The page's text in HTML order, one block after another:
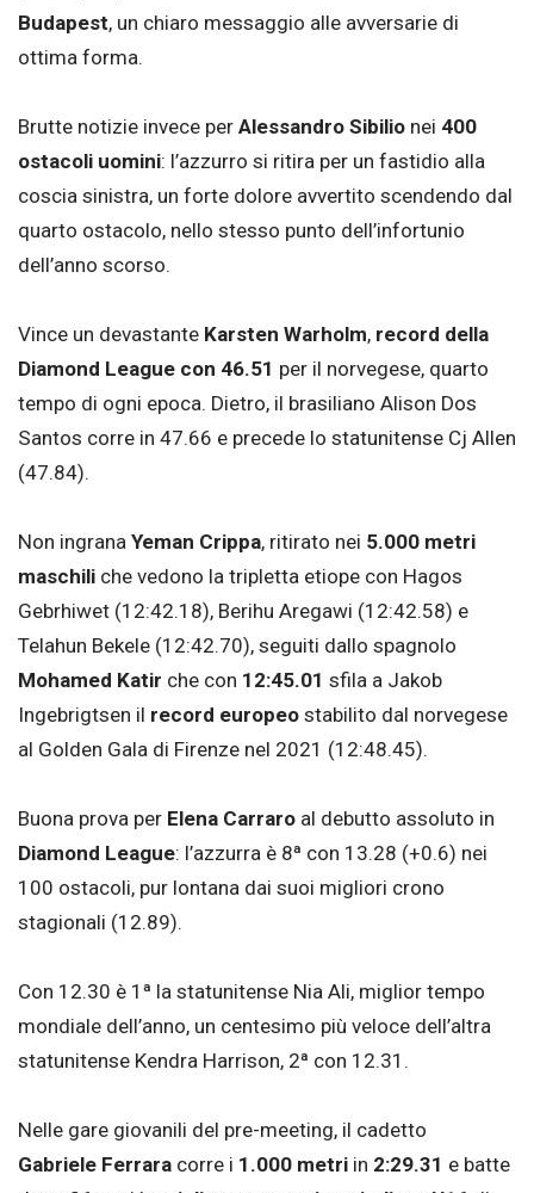
Budapest, un chiaro messaggio alle avversarie di
ottima forma.
Brutte notizie invece per Alessandro Sibilio nei 400
ostacoli uomini: l’azzurro si ritira per un fastidio alla
coscia sinistra, un forte dolore avvertito scendendo dal
quarto ostacolo, nello stesso punto dell’infortunio
dell’anno scorso.
Vince un devastante Karsten Warholm, record della
Diamond League con 46.51 per il norvegese, quarto
tempo di ogni epoca. Dietro, il brasiliano Alison Dos
Santos corre in 47.66 e precede lo statunitense Cj Allen
(47.84).
Non ingrana Yeman Crippa, ritirato nei 5.000 metri
maschili che vedono la tripletta etiope con Hagos
Gebrhiwet (12:42.18), Berihu Aregawi (12:42.58) e
Telahun Bekele (12:42.70), seguiti dallo spagnolo
Mohamed Katir che con 12:45.01 sfila a Jakob
Ingebrigtsen il record europeo stabilito dal norvegese
al Golden Gala di Firenze nel 2021 (12:48.45).
Buona prova per Elena Carraro al debutto assoluto in
Diamond League: l’azzurra è 8ª con 13.28 (+0.6) nei
100 ostacoli, pur lontana dai suoi migliori crono
stagionali (12.89).
Con 12.30 è 1ª la statunitense Nia Ali, miglior tempo
mondiale dell’anno, un centesimo più veloce dell’altra
statunitense Kendra Harrison, 2ª con 12.31.
Nelle gare giovanili del pre-meeting, il cadetto
Gabriele Ferrara corre i 1.000 metri in 2:29.31 e batte